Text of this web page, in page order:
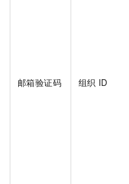
邮箱验证码 组织 ID